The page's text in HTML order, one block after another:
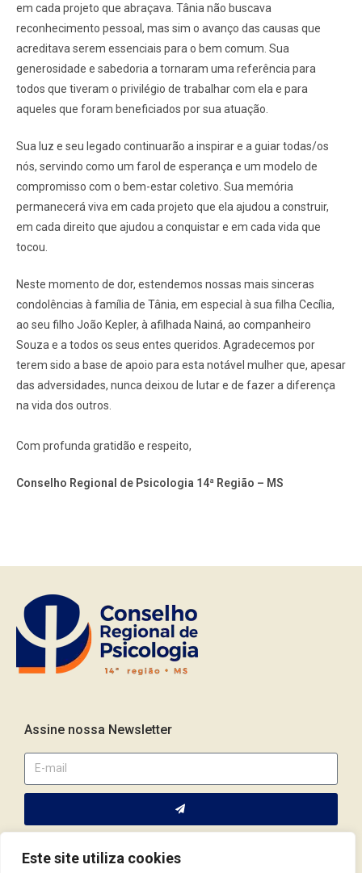
Este site utiliza cookies
em cada projeto que abraçava. Tânia não buscava
reconhecimento pessoal, mas sim o avanço das causas que
acreditava serem essenciais para o bem comum. Sua
generosidade e sabedoria a tornaram uma referência para
todos que tiveram o privilégio de trabalhar com ela e para
aqueles que foram beneficiados por sua atuação.
Sua luz e seu legado continuarão a inspirar e a guiar todas/os
nós, servindo como um farol de esperança e um modelo de
compromisso com o bem-estar coletivo. Sua memória
permanecerá viva em cada projeto que ela ajudou a construir,
em cada direito que ajudou a conquistar e em cada vida que
tocou.
Neste momento de dor, estendemos nossas mais sinceras
condolências à família de Tânia, em especial à sua filha Cecília,
ao seu filho João Kepler, à afilhada Nainá, ao companheiro
Souza e a todos os seus entes queridos. Agradecemos por
terem sido a base de apoio para esta notável mulher que, apesar
das adversidades, nunca deixou de lutar e de fazer a diferença
na vida dos outros.
Com profunda gratidão e respeito,
Conselho Regional de Psicologia 14ª Região – MS
Assine nossa Newsletter